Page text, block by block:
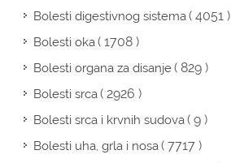
Bolesti digestivnog sistema( 4051 )
Bolesti oka( 1708 )
Bolesti organa za disanje( 829 )
Bolesti srca( 2926 )
Bolesti srca i krvnih sudova( 9 )
Bolesti uha, grla i nosa( 7717 )